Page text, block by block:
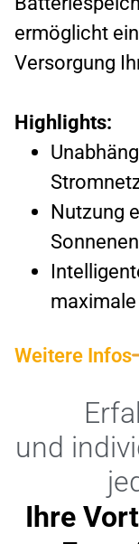
ermöglicht
Versorgung
Highlights:
Nutzung
Weitere Infos
und
Ihre